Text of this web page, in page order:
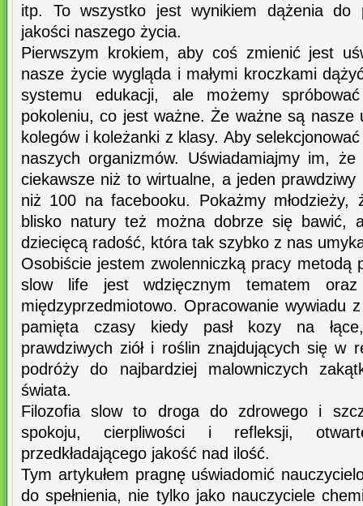
itp. To wszystko jest wynikiem dążenia do
jakości naszego życia.
Pierwszym krokiem, aby coś zmienić jest
nasze życie wygląda i małymi kroczkami
systemu edukacji, ale możemy spróbować
pokoleniu, co jest ważne. Że ważne są nasze
kolegów i koleżanki z klasy. Aby
naszych organizmów. Uświadamiajmy im,
ciekawsze niż to wirtualne, a jeden
niż 100 na facebooku. Pokażmy młodzieży,
blisko natury też można dobrze się bawić,
dziecięcą radość, która tak szybko z nas
Osobiście jestem zwolenniczką pracy metodą
slow life jest wdzięcznym tematem
międzyprzedmiotowo. Opracowanie wywiadu
pamięta czasy kiedy pasł kozy na
prawdziwych ziół i roślin znajdujących się w
podróży do najbardziej malowniczych
świata.
Filozofia slow to droga do zdrowego i
spokoju, cierpliwości i refleksji,
przedkładającego jakość nad ilość.
Tym artykułem pragnę uświadomić
do spełnienia, nie tylko jako nauczyciele